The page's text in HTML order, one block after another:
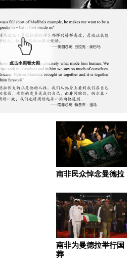
南非民众悼念曼德拉
南非为曼德拉举行国
葬